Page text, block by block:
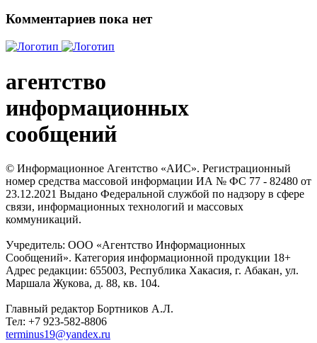
Комментариев пока нет
агентство
информационных
сообщений
© Информационное Агентство «АИС». Регистрационный
номер средства массовой информации ИА № ФС 77 - 82480 от
23.12.2021 Выдано Федеральной службой по надзору в сфере
связи, информационных технологий и массовых
коммуникаций.
Учредитель: ООО «Агентство Информационных
Сообщений». Категория информационной продукции 18+
Адрес редакции: 655003, Республика Хакасия, г. Абакан, ул.
Маршала Жукова, д. 88, кв. 104.
Главный редактор Бортников А.Л.
Тел: +7 923-582-8806
terminus19@yandex.ru